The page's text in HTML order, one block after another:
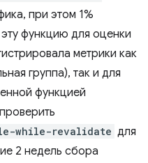
при этом 1%
функцию для оценки
метрики как
группа), так и для
функцией
while-revalidate для
2 недель сбора